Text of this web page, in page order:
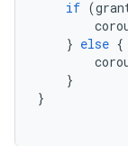
if (
} else {
}
}